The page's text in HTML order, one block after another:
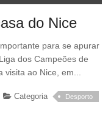
do Nice
dos Campeões de
ao Nice, em...
Categoria Desporto